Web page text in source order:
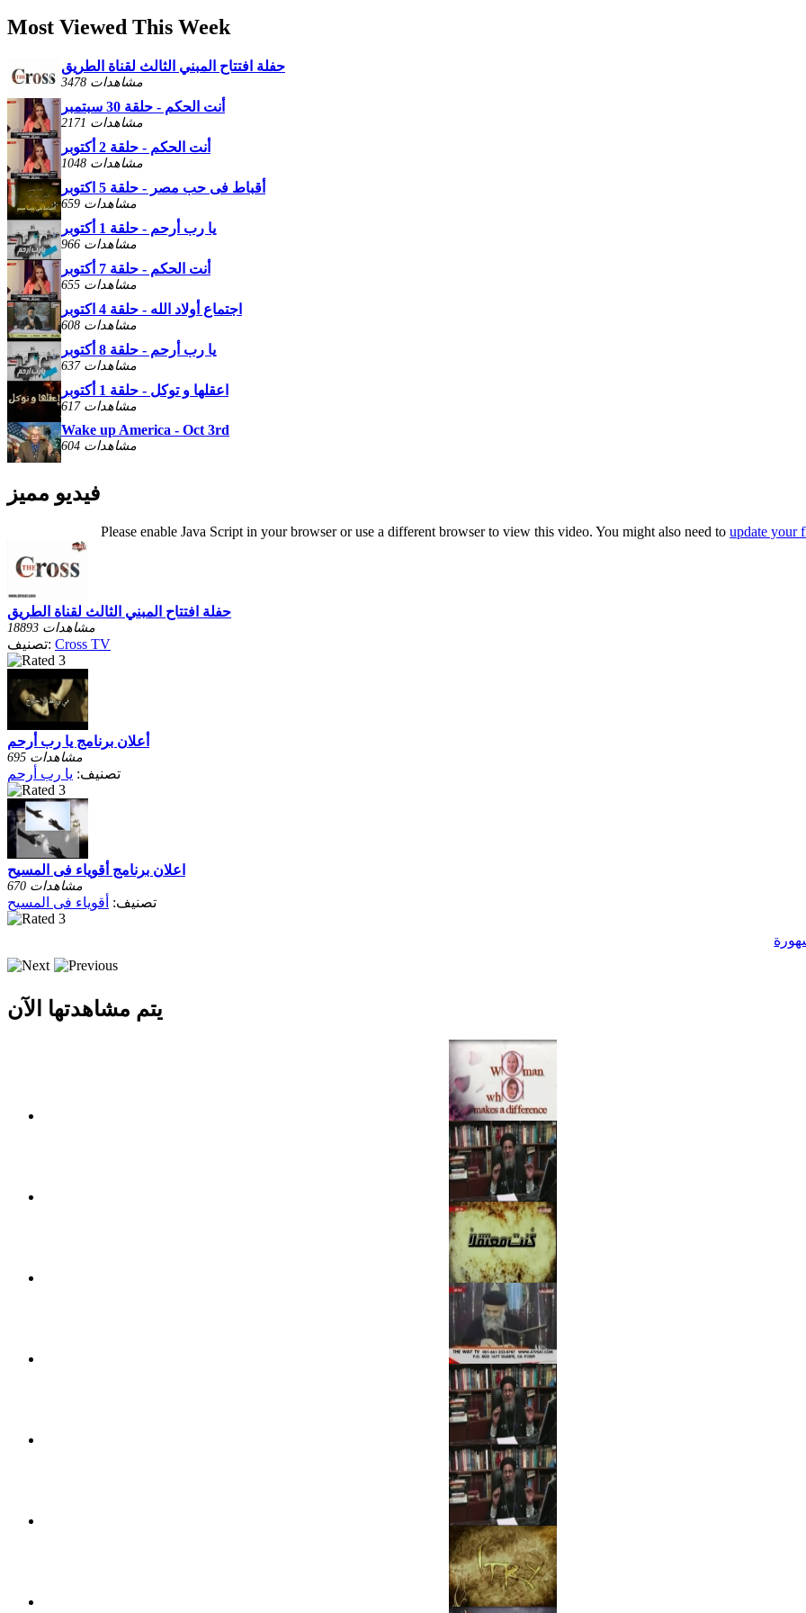
Most Viewed This Week
حفلة افتتاح المبني الثالث لقناة الطريق
3478 مشاهدات
أنت الحكم - حلقة 30 سبتمبر
2171 مشاهدات
أنت الحكم - حلقة 2 أكتوبر
1048 مشاهدات
أقباط فى حب مصر - حلقة 5 اكتوبر
659 مشاهدات
يا رب أرحم - حلقة 1 أكتوبر
966 مشاهدات
أنت الحكم - حلقة 7 أكتوبر
655 مشاهدات
اجتماع أولاد الله - حلقة 4 اكتوبر
608 مشاهدات
يا رب أرحم - حلقة 8 أكتوبر
637 مشاهدات
اعقلها و توكل - حلقة 1 أكتوبر
617 مشاهدات
Wake up America - Oct 3rd
604 مشاهدات
فيديو مميز
Please enable Java Script in your browser or use a different browser to view this video. You might also need toupdate your
حفلة افتتاح المبني الثالث لقناة الطريق
18893 مشاهدات
تصنيف: Cross TV
أعلان برنامج يا رب أرحم
695 مشاهدات
تصنيف: يا رب أرحم
اعلان برنامج أقوياء فى المسيح
670 مشاهدات
تصنيف: أقوياء فى المسيح
يتم مشاهدتها الآن